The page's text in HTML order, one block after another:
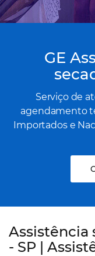
GE
Serviço de
agendamento
Importados e
Assistência
- SP |